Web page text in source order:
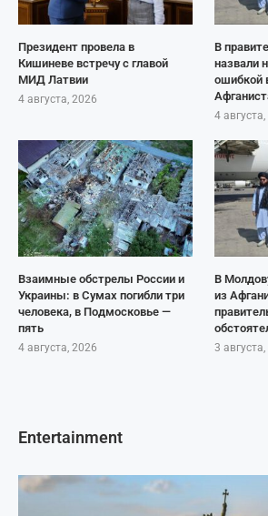
Президент провела в
Кишиневе встречу с главой
МИД Латвии
4 августа, 2026
В
назвали
ошибкой
4
Взаимные обстрелы России и
Украины: в Сумах погибли три
человека, в Подмосковье —
пять
4 августа, 2026
В
из
3
Entertainment